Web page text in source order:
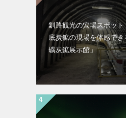
釧路観光の穴場スポッ
底炭鉱の現場を体感で
礦炭鉱展示館」